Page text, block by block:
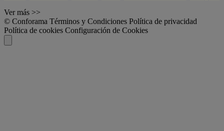
Ver más >>
© Conforama Términos y Condiciones Política de privacidad
Política de cookies Configuración de Cookies